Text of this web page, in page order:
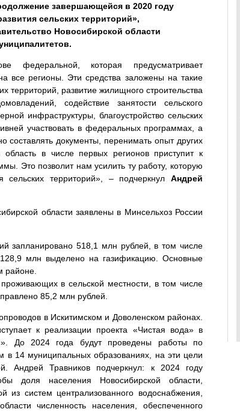
завершающейся в 2020 году
сельских территорий»,
Новосибирской области
федеральной, которая предусматривает
все регионы. Эти средства заложены на такие
территорий, развитие жилищного строительства
содействие занятости сельского
инфраструктуры, благоустройство сельских
участвовать в федеральных программах, а
составлять документы, перенимать опыт других
в числе первых регионов приступит к
Это позволит нам усилить ту работу, которую
территорий», – подчеркнул Андрей
области заявлены в Минсельхоз России
запланировано 518,1 млн рублей, в том числе
млн выделено на газификацию. Основные
районе.
в сельской местности, в том числе
85,2 млн рублей.
в Искитимском и Доволенском районах.
к реализации проекта «Чистая вода» в
До 2024 года будут проведены работы по
в 14 муниципальных образованиях, на эти цели
Андрей Травников подчеркнул: к 2024 году
доля населения Новосибирской области,
из систем централизованного водоснабжения,
численность населения, обеспеченного